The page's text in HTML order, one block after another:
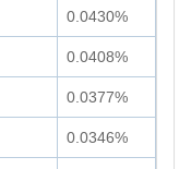
0.0430%
0.0408%
0.0377%
0.0346%